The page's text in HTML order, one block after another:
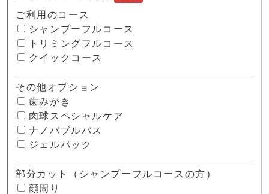
ご利用のコース
シャンプーフルコース
トリミングフルコース
クイックコース
その他オプション
歯みがき
肉球スペシャルケア
ナノバブルバス
ジェルパック
部分カット（シャンプーフルコースの方）
顔周り